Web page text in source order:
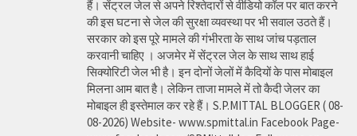
हैं। सेंट्रल जेल से अपने रिश्तेदारों से वीडियो कॉल पर बात करने
की इस घटना से जेल की सुरक्षा व्यवस्था पर भी सवाल उठते हैं।
सरकार को इस पूरे मामले की गंभीरता के साथ जांच पड़ताल
करवानी चाहिए । अजमेर में सेंट्रल जेल के साथ साथ हाई
सिक्योरिटी जेल भी है। इन दोनों जेलों में कैदियों के पास मोबाइल
मिलना आम बात है। लेकिन ताजा मामले में तो कैदी जेलर का
मोबाइल ही इस्तेमाल कर रहे हैं। S.P.MITTAL BLOGGER ( 08-
08-2026) Website- www.spmittal.in Facebook Page-